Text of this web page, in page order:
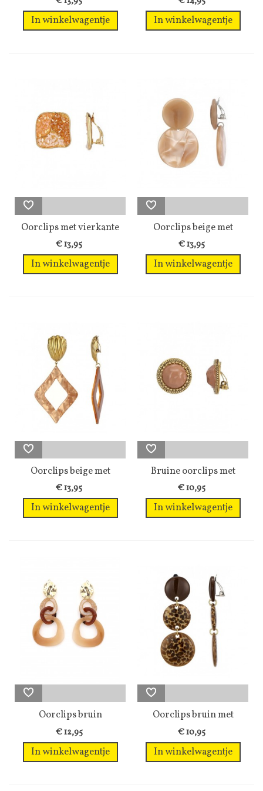
In winkelwagentje In winkelwagentje
Oorclips met vierkante
vorm en...
€ 13,95
In winkelwagentje
Oorclips beige met
marmerglans...
€ 13,95
In winkelwagentje
Oorclips beige met
goudkleurige...
€ 13,95
In winkelwagentje
Bruine oorclips met
een...
€ 10,95
In winkelwagentje
Oorclips bruin
gekleurde...
€ 12,95
In winkelwagentje
Oorclips bruin met
luipaardpatroon
€ 10,95
In winkelwagentje